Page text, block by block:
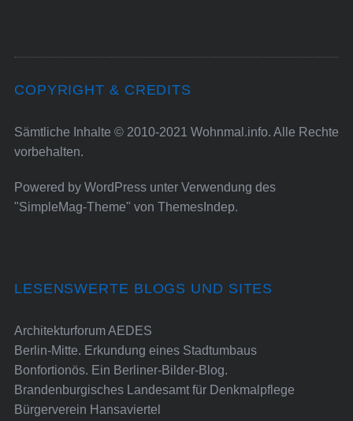
COPYRIGHT & CREDITS
Sämtliche Inhalte © 2010-2021 Wohnmal.info. Alle Rechte
vorbehalten.
Powered by WordPressunter Verwendung des
"SimpleMag-Theme" von ThemesIndep.
LESENSWERTE BLOGS UND SITES
Architekturforum AEDES
Berlin-Mitte. Erkundung eines Stadtumbaus
Bonfortionös. Ein Berliner-Bilder-Blog.
Brandenburgisches Landesamt für Denkmalpflege
Bürgerverein Hansaviertel